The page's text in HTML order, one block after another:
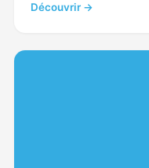
Découvrir →